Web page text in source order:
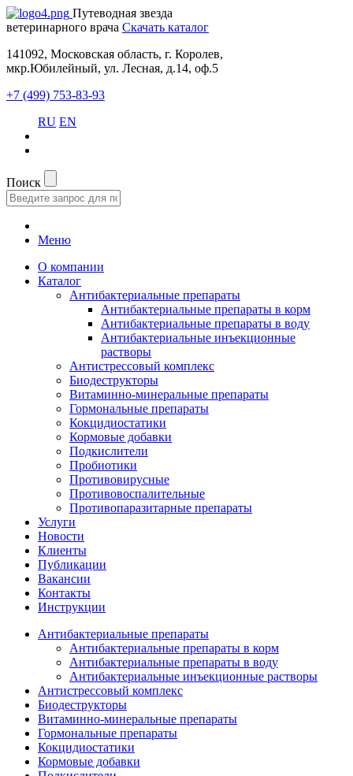
Путеводная звезда
ветеринарного врача Скачать каталог
141092, Московская область, г. Королев,
мкр.Юбилейный, ул. Лесная, д.14, оф.5
+7 (499) 753-83-93
RU EN
Поиск
Меню
О компании
Каталог
Антибактериальные препараты
Антибактериальные препараты в корм
Антибактериальные препараты в воду
Антибактериальные инъекционные
растворы
Антистрессовый комплекс
Биодеструкторы
Витаминно-минеральные препараты
Гормональные препараты
Кокцидиостатики
Кормовые добавки
Подкислители
Пробиотики
Противовирусные
Противовоспалительные
Противопаразитарные препараты
Услуги
Новости
Клиенты
Публикации
Вакансии
Контакты
Инструкции
Антибактериальные препараты
Антибактериальные препараты в корм
Антибактериальные препараты в воду
Антибактериальные инъекционные растворы
Антистрессовый комплекс
Биодеструкторы
Витаминно-минеральные препараты
Гормональные препараты
Кокцидиостатики
Кормовые добавки